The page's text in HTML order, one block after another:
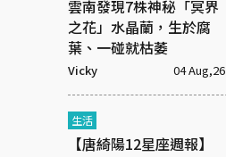
雲南發現7株神秘「冥界
之花」水晶蘭，生於腐
葉、一碰就枯萎
Vicky 04 Aug,26
生活
【唐綺陽12星座週報】